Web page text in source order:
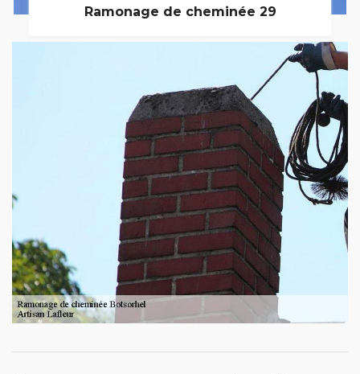
Ramonage de cheminée 29